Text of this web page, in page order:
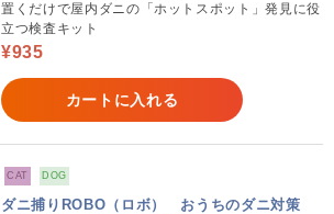
置くだけで屋内ダニの「ホットスポット」発見に役
立つ検査キット
¥935
カートに入れる
CAT DOG
ダニ捕りROBO（ロボ） おうちのダニ対策